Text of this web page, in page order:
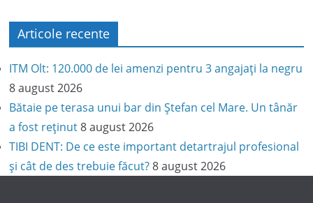
Articole recente
ITM Olt: 120.000 de lei amenzi pentru 3 angajați la negru
8 august 2026
Bătaie pe terasa unui bar din Ștefan cel Mare. Un tânăr
a fost reținut 8 august 2026
TIBI DENT: De ce este important detartrajul profesional
și cât de des trebuie făcut? 8 august 2026